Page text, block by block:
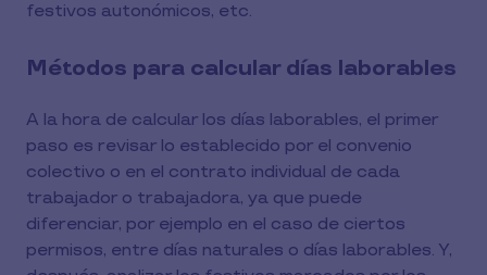
festivos autonómicos, etc.
Métodos para calcular días laborables
A la hora de calcular los días laborables, el primer
paso es revisar lo establecido por el convenio
colectivo o en el contrato individual de cada
trabajador o trabajadora, ya que puede
diferenciar, por ejemplo en el caso de ciertos
permisos, entre días naturales o días laborables. Y,